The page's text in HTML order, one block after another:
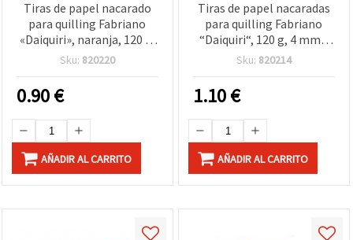
Tiras de papel nacarado
para quilling Fabriano
«Daiquiri», naranja, 120 g,
6 mm x 35 cm - 50 uds
Sku: 820220
0.90€
AÑADIR AL CARRITO
Tiras de papel nacaradas
para quilling Fabriano
“Daiquiri“, 120 g, 4 mm /
50 cm, naranja - 50 uds
Sku: 820214
1.10€
AÑADIR AL CARRITO